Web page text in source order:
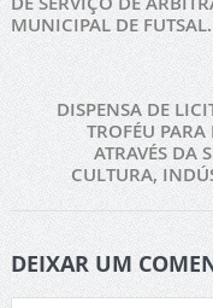
MUNICIPAL DE FUTSAL.
DISPENSA DE
TROFÉU
ATRAVÉS DA
CULTURA,
DEIXAR UM